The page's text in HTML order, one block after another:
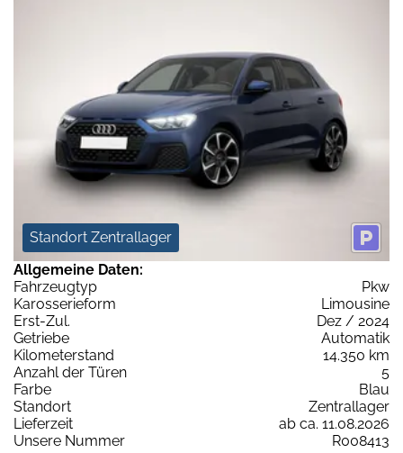
Standort Zentrallager
Allgemeine Daten:
Fahrzeugtyp
Pkw
Karosserieform
Limousine
Erst-Zul.
Dez / 2024
Getriebe
Automatik
Kilometerstand
14.350 km
Anzahl der Türen
5
Farbe
Blau
Standort
Zentrallager
Lieferzeit
ab ca. 11.08.2026
Unsere Nummer
R008413